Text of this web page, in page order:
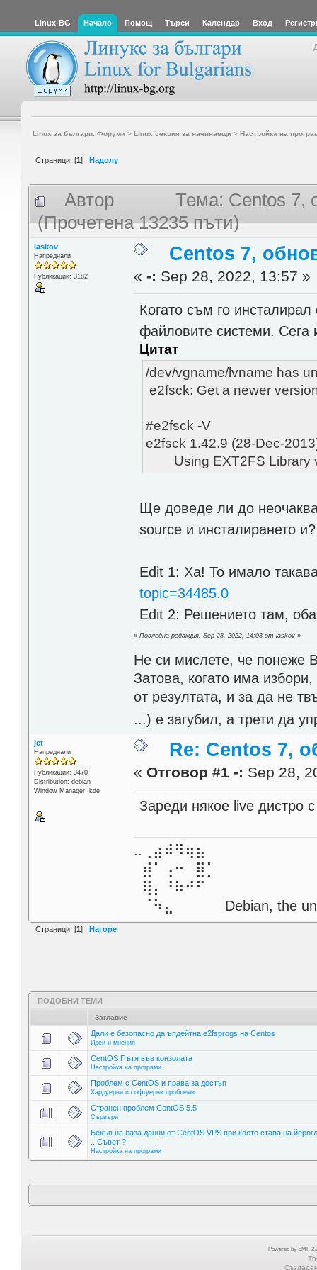
Linux-BG Начало Помощ Търси Календар Вход
Linux за българи: Форуми> Linux секция за начинаещи> Настройка на
Страници: [1] Надолу
Автор
Тема: Centos 7,
(Прочетена 13235 пъти)
laskov
Напреднали
Публикации: 3182
Centos 7,
«-: Sep 28, 2022, 13:57 »
Когато съм го
файловите системи. Сега
Цитат
/dev/vgname/lvname has
e2fsck: Get a newer
#e2fsck -V
e2fsck 1.42.9 (28-Dec-
Using EXT2FS Library
Ще доведе ли до
source и инсталирането и?
Edit 1: Ха! То имало
topic=34485.0
Edit 2: Решението там,
«Последна редакция: Sep 28, 2022, 14:03 от laskov »
Не си мислете, че понеже
Затова, когато има
от резултата, и за да не
...) е загубил, а трети да
jet
Напреднали
Публикации: 3470
Distribution: debian
Window Manager: kde
Re: Centos 7,
« Отговор #1 -: Sep 28,
Зареди някое live дистро
..⢀⣴⠾⠻⢶⣦⠀
⣾⠁⢠⠒⠀⣿⡁
⢿⡄⠘⠷⠚⠋
⠈⠳⣄⠀⠀⠀⠀ Debian, the
Страници: [1] Нагоре
ПОДОБНИ ТЕМИ
Заглавие
Дали е безопасно да ъпдейтна e2fsprogs на Centos
Идеи и мнения
CentOS Пътя във конзолата
Настройка на програми
Проблем с CentOS и права за достъп
Хардуерни и софтуерни проблеми
Странен проблем CentOS 5.5
Сървъри
Бекъп на база данни от CentOS VPS при което става на
.. Съвет ?
Настройка на програми
Powered by SMF